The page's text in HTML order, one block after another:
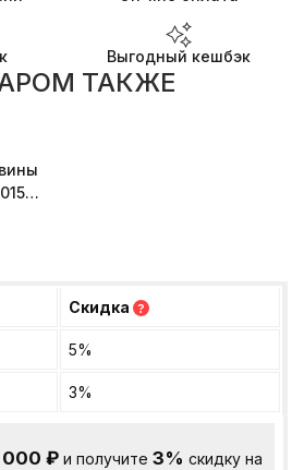
Выгодный кешбэк
ТАКЖЕ
Скидка ?
5%
3%
000₽ и получите3% скидку на